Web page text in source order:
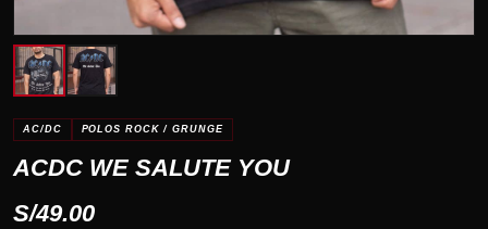
AC/DC POLOS ROCK / GRUNGE
ACDC WE SALUTE YOU
S/49.00